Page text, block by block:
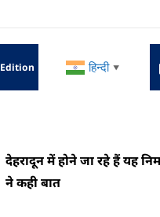
Edition हिन्दी ▼
देहरादून में होने जा रहे हैं यह
ने कही बात